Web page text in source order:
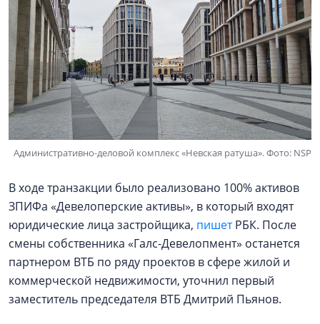
Административно-деловой комплекс «Невская ратуша». Фото: NSP
В ходе транзакции было реализовано 100% активов
ЗПИФа «Девелоперские активы», в который входят
юридические лица застройщика, пишетРБК. После
смены собственника «Галс-Девелопмент» останется
партнером ВТБ по ряду проектов в сфере жилой и
коммерческой недвижимости, уточнил первый
заместитель председателя ВТБ Дмитрий Пьянов.